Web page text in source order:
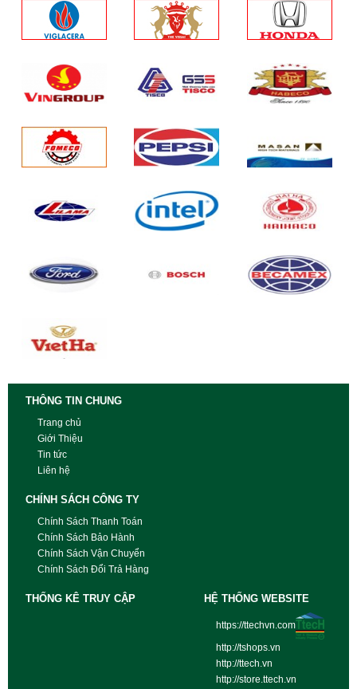
THÔNG TIN CHUNG
Trang chủ
Giới Thiệu
Tin tức
Liên hệ
CHÍNH SÁCH CÔNG TY
Chính Sách Thanh Toán
Chính Sách Bảo Hành
Chính Sách Vận Chuyển
Chính Sách Đổi Trả Hàng
THỐNG KÊ TRUY CẬP HỆ THỐNG WEBSITE
https://ttechvn.com
http://tshops.vn
http://ttech.vn
http://store.ttech.vn